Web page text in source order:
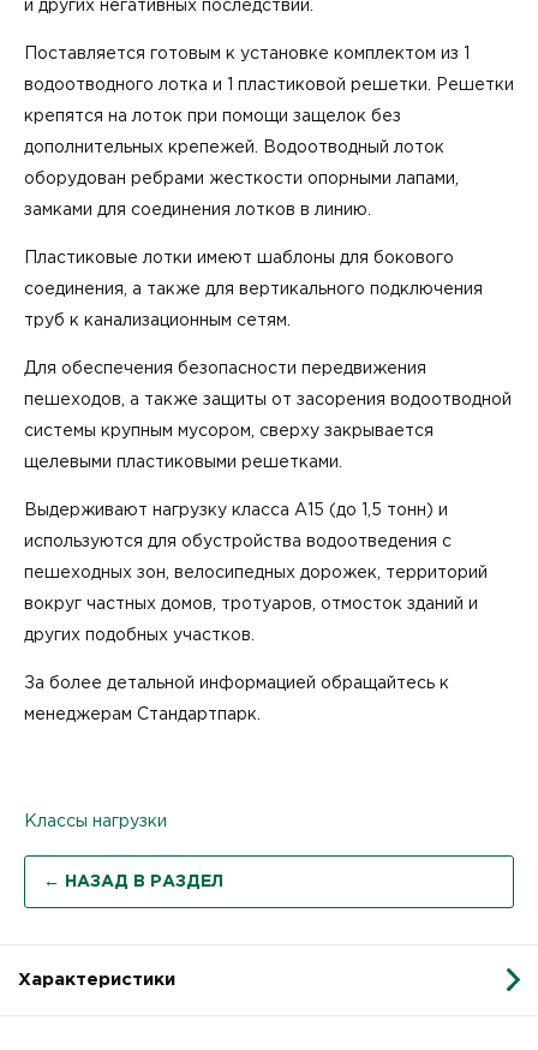
и других негативных последствий.
Поставляется готовым к установке комплектом из 1
водоотводного лотка и 1 пластиковой решетки. Решетки
крепятся на лоток при помощи защелок без
дополнительных крепежей. Водоотводный лоток
оборудован ребрами жесткости опорными лапами,
замками для соединения лотков в линию.
Пластиковые лотки имеют шаблоны для бокового
соединения, а также для вертикального подключения
труб к канализационным сетям.
Для обеспечения безопасности передвижения
пешеходов, а также защиты от засорения водоотводной
системы крупным мусором, сверху закрывается
щелевыми пластиковыми решетками.
Выдерживают нагрузку класса А15 (до 1,5 тонн) и
используются для обустройства водоотведения с
пешеходных зон, велосипедных дорожек, территорий
вокруг частных домов, тротуаров, отмосток зданий и
других подобных участков.
За более детальной информацией обращайтесь к
менеджерам Стандартпарк.
Классы нагрузки
← НАЗАД В РАЗДЕЛ
Характеристики